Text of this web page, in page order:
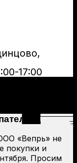
17:00
«Вепрь» не
покупки и
Просим